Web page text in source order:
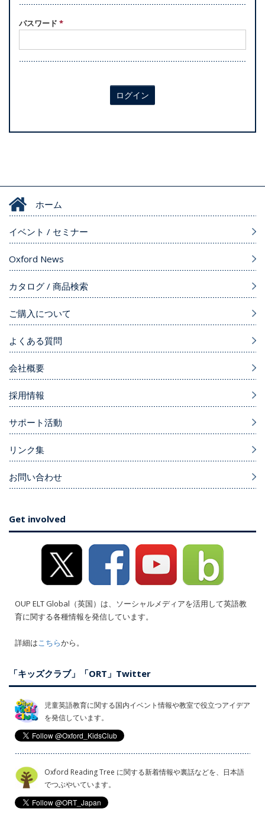
パスワード *
ログイン
ホーム
イベント / セミナー
Oxford News
カタログ / 商品検索
ご購入について
よくある質問
会社概要
採用情報
サポート活動
リンク集
お問い合わせ
Get involved
OUP ELT Global（英国）は、ソーシャルメディアを活用して英語教
育に関する各種情報を発信しています。
詳細はこちらから。
「キッズクラブ」「ORT」Twitter
児童英語教育に関する国内イベント情報や教室で役立つアイデア
を発信しています。
Oxford Reading Tree に関する新着情報や裏話などを、日本語
でつぶやいています。